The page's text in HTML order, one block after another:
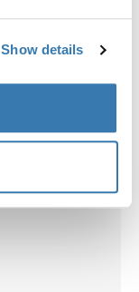
Show details